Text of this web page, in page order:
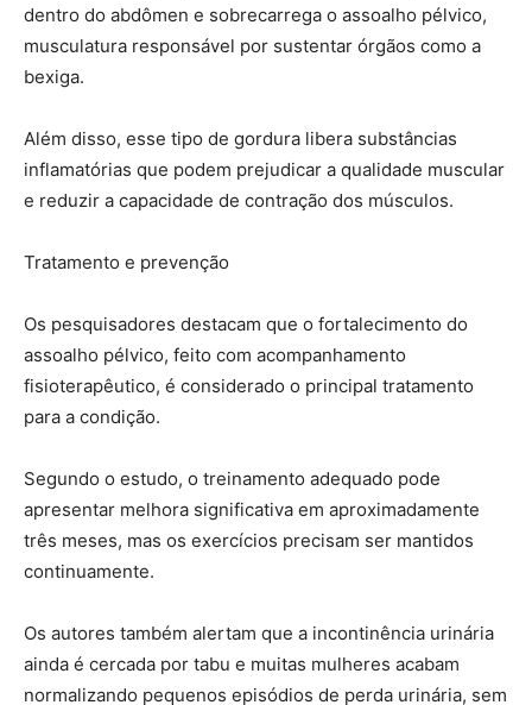
dentro do abdômen e sobrecarrega o assoalho pélvico,
musculatura responsável por sustentar órgãos como a
bexiga.
Além disso, esse tipo de gordura libera substâncias
inflamatórias que podem prejudicar a qualidade muscular
e reduzir a capacidade de contração dos músculos.
Tratamento e prevenção
Os pesquisadores destacam que o fortalecimento do
assoalho pélvico, feito com acompanhamento
fisioterapêutico, é considerado o principal tratamento
para a condição.
Segundo o estudo, o treinamento adequado pode
apresentar melhora significativa em aproximadamente
três meses, mas os exercícios precisam ser mantidos
continuamente.
Os autores também alertam que a incontinência urinária
ainda é cercada por tabu e muitas mulheres acabam
normalizando pequenos episódios de perda urinária, sem